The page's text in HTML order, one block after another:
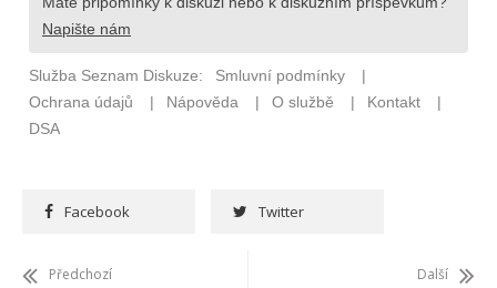
Facebook Twitter
Předchozí
Další